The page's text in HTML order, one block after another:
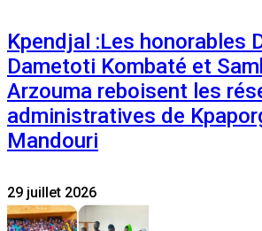
Kpendjal :Les honorables
Dametoti Kombaté et
Arzouma reboisent les
administratives de
Mandouri
29 juillet 2026